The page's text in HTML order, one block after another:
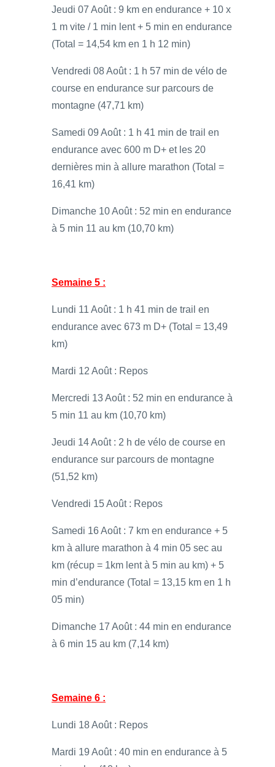
Jeudi 07 Août : 9 km en endurance + 10 x
1 m vite / 1 min lent + 5 min en endurance
(Total = 14,54 km en 1 h 12 min)
Vendredi 08 Août : 1 h 57 min de vélo de
course en endurance sur parcours de
montagne (47,71 km)
Samedi 09 Août : 1 h 41 min de trail en
endurance avec 600 m D+ et les 20
dernières min à allure marathon (Total =
16,41 km)
Dimanche 10 Août : 52 min en endurance
à 5 min 11 au km (10,70 km)
Semaine 5 :
Lundi 11 Août : 1 h 41 min de trail en
endurance avec 673 m D+ (Total = 13,49
km)
Mardi 12 Août : Repos
Mercredi 13 Août : 52 min en endurance à
5 min 11 au km (10,70 km)
Jeudi 14 Août : 2 h de vélo de course en
endurance sur parcours de montagne
(51,52 km)
Vendredi 15 Août : Repos
Samedi 16 Août : 7 km en endurance + 5
km à allure marathon à 4 min 05 sec au
km (récup = 1km lent à 5 min au km) + 5
min d’endurance (Total = 13,15 km en 1 h
05 min)
Dimanche 17 Août : 44 min en endurance
à 6 min 15 au km (7,14 km)
Semaine 6 :
Lundi 18 Août : Repos
Mardi 19 Août : 40 min en endurance à 5